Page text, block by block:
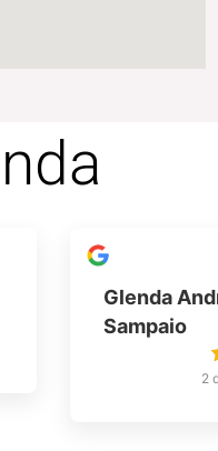
Glenda
Sampaio
2